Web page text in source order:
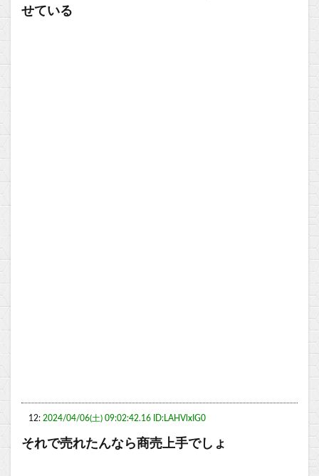
せている
12: 2024/04/06(土) 09:02:42.16 ID:LAHVlxIG0
それで売れたんなら商売上手でしょ